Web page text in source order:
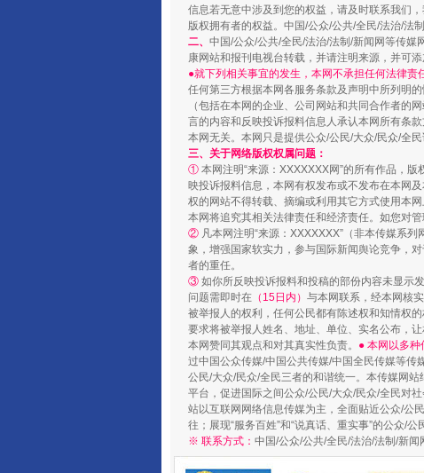
镜头丨大暑三秋近
如何以同查同治破解风腐交织难题
信息若无意中涉及到您的权益，请及时联系我们
版权拥有者的权益。中国/公众/公共/全民/法治/法
二、 中国/公众/公共/全民/法治/法制/新闻网等传
康网站和报刊电视台转载，并请注明来源，并可添
●就下列相关事宜的发生，本网不承担任何法律
任何第三方根据本网各服务条款及声明中所列明
（包括在本网的企业、公司网站和共同合作者的网
言的内容和反映投诉报料信息人承认本网所有条
本网无关。本网只是提供公众/公民/大众/民众/全
三、关于网络版权权属问题：
① 本网注明“来源：XXXXXXX网”的所有作品，
映投诉报料信息，本网有权发布或不发布在本网
权的网站不得转载、摘编或利用其它方式使用本
本网将追究其相关法律责任和经济责任。如您对
② 凡本网注明“来源：XXXXXXX”（非本传媒系
象，增强国家软实力，参与国际新闻舆论竞争，
者的重任。
③ 如你所反映投诉报料和投稿的部份内容未显示
问题需即时在 （15日内） 与本网联系，经本网核
被举报人的权利，任何公民都有陈述权和知情权的
要求将被举报人姓名、地址、单位、实名公布，
本网赞同其观点和对其真实性负责。 ● 本网以多种
过中国公众传媒/中国公共传媒/中国全民传媒等
公民/大众/民众/全民三者的和谐统一。本传媒网
平台，促进国际之间公众/公民/大众/民众/全民对
站以互联网网络信息传媒为主，全面贴近公众/公
往；展现“服务百姓”和“说真话、重实事”的公众/
※ 联系方式： 中国/公众/公共/全民/法治/法制/新闻